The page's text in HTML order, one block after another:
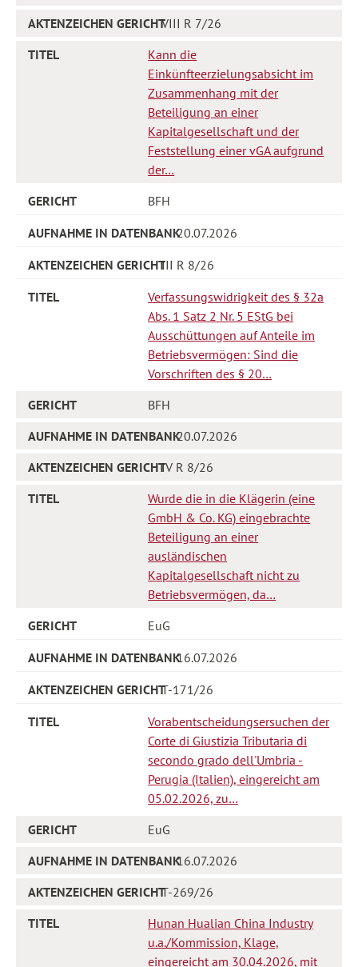
VIII R 7/26
Kann die
Einkünfteerzielungsabsicht im
Zusammenhang mit der
Beteiligung an einer
Kapitalgesellschaft und der
Feststellung einer vGA aufgrund
der…
BFH
20.07.2026
III R 8/26
Verfassungswidrigkeit des § 32a
Abs. 1 Satz 2 Nr. 5 EStG bei
Ausschüttungen auf Anteile im
Betriebsvermögen: Sind die
Vorschriften des § 20…
BFH
20.07.2026
IV R 8/26
Wurde die in die Klägerin (eine
GmbH & Co. KG) eingebrachte
Beteiligung an einer
ausländischen
Kapitalgesellschaft nicht zu
Betriebsvermögen, da…
EuG
16.07.2026
T-171/26
Vorabentscheidungsersuchen der
Corte di Giustizia Tributaria di
secondo grado dell'Umbria -
Perugia (Italien), eingereicht am
05.02.2026, zu…
EuG
16.07.2026
T-269/26
Hunan Hualian China Industry
u.a./Kommission, Klage,
eingereicht am 30.04.2026, mit